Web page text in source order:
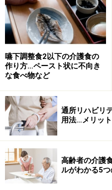
市販品を使う場合、介護食
食専用のものがいいと思い
くいときや急に必要にな
し、代用してもよいとお
ベルが離乳食のどの時期と
食のレベルを表す5つの指
りますので、チェックして
ただし、離乳食を使う場合
とがあります。離乳食は赤
る人が食べる食事であるた
からです。
嚥下調整食2以下の介護食の
作り方…ペースト状に不向き
な食べ物など
通所リハビリ
用法…メリッ
高齢者の介護
ルがわかる5